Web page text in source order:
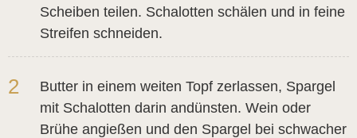
Scheiben teilen. Schalotten schälen und in feine
Streifen schneiden.
2
Butter in einem weiten Topf zerlassen, Spargel
mit Schalotten darin andünsten. Wein oder
Brühe angießen und den Spargel bei schwacher